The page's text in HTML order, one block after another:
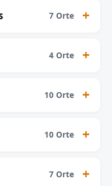
7 Orte
4 Orte
10 Orte
10 Orte
7 Orte